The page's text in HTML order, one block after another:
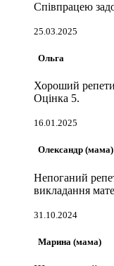
Співпрацею
25.03.2025
Ольга
Хороший
Оцінка 5.
16.01.2025
Олександр (мама)
Непоганий
викладання
31.10.2024
Марина (мама)